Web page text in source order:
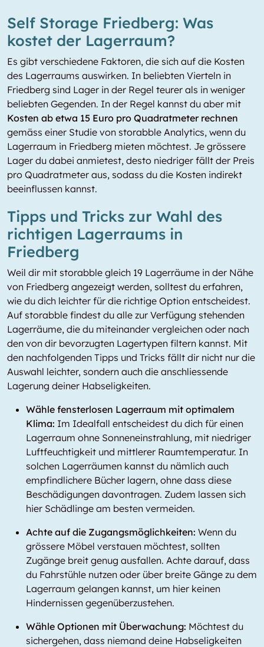
Self Storage Friedberg: Was
kostet der Lagerraum?
Es gibt verschiedene Faktoren, die sich auf die Kosten
des Lagerraums auswirken. In beliebten Vierteln in
Friedberg sind Lager in der Regel teurer als in weniger
beliebten Gegenden. In der Regel kannst du aber mit
Kosten ab etwa 15 Euro pro Quadratmeter rechnen
gemäss einer Studie von storabble Analytics, wenn du
Lagerraum in Friedberg mieten möchtest. Je grössere
Lager du dabei anmietest, desto niedriger fällt der Preis
pro Quadratmeter aus, sodass du die Kosten indirekt
beeinflussen kannst.
Tipps und Tricks zur Wahl des
richtigen Lagerraums in
Friedberg
Weil dir mit storabble gleich 19 Lagerräume in der Nähe
von Friedberg angezeigt werden, solltest du erfahren,
wie du dich leichter für die richtige Option entscheidest.
Auf storabble findest du alle zur Verfügung stehenden
Lagerräume, die du miteinander vergleichen oder nach
den von dir bevorzugten Lagertypen filtern kannst. Mit
den nachfolgenden Tipps und Tricks fällt dir nicht nur die
Auswahl leichter, sondern auch die anschliessende
Lagerung deiner Habseligkeiten.
Wähle fensterlosen Lagerraum mit optimalem
Klima: Im Idealfall entscheidest du dich für einen
Lagerraum ohne Sonneneinstrahlung, mit niedriger
Luftfeuchtigkeit und mittlerer Raumtemperatur. In
solchen Lagerräumen kannst du nämlich auch
empfindlichere Bücher lagern, ohne dass diese
Beschädigungen davontragen. Zudem lassen sich
hier Schädlinge am besten vermeiden.
Achte auf die Zugangsmöglichkeiten: Wenn du
grössere Möbel verstauen möchtest, sollten
Zugänge breit genug ausfallen. Achte darauf, dass
du Fahrstühle nutzen oder über breite Gänge zu dem
Lagerraum gelangen kannst, um hier keinen
Hindernissen gegenüberzustehen.
Wähle Optionen mit Überwachung: Möchtest du
sichergehen, dass niemand deine Habseligkeiten